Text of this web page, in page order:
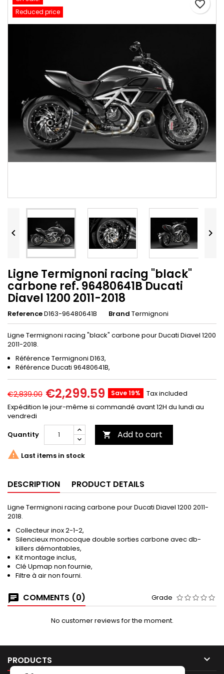
Reduced price
 
Ligne Termignoni racing "black"
carbone ref. 96480641B Ducati
Diavel 1200 2011-2018
ReferenceD163-96480641B Brand Termignoni
Ligne Termignoni racing "black" carbone pour Ducati Diavel 1200
2011-2018.
Référence Termignoni D163,
Référence Ducati 96480641B,
€2,839.00 €2,299.59 Save 19%
Tax included
Expédition le jour-même si commandé avant 12H du lundi au
vendredi
Quantity
 Add to cart
favorite_border
 Last items in stock
DESCRIPTION PRODUCT DETAILS
Ligne Termignoni racing carbone pour Ducati Diavel 1200 2011-
2018.
Collecteur inox 2-1-2,
Silencieux monocoque double sorties carbone avec db-
killers démontables,
Kit montage inclus,
Clé Upmap non fournie,
Filtre à air non fourni.
COMMENTS (0) Grade
No customer reviews for the moment.
PRODUCTS 